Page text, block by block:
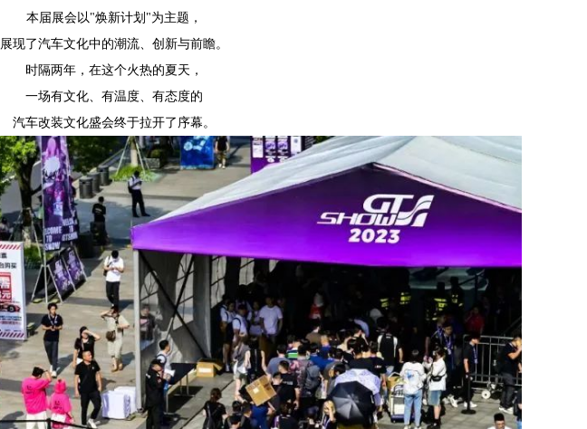
本届展会以"焕新计划"为主题，
展现了汽车文化中的潮流、创新与前瞻。
时隔两年，在这个火热的夏天，
一场有文化、有温度、有态度的
汽车改装文化盛会终于拉开了序幕。